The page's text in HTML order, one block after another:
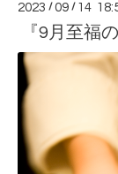
2023 /09 / 14
『9月至福